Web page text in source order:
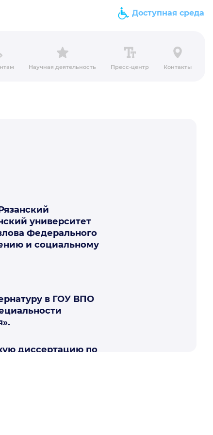
Доступная среда
Научная деятельность Пресс-центр Контакты
университет
Федерального
и социальному
в ГОУ ВПО
диссертацию по